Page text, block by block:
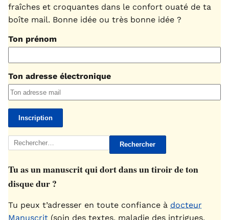
fraîches et croquantes dans le confort ouaté de ta
boîte mail. Bonne idée ou très bonne idée ?
Ton prénom
Ton adresse électronique
Rechercher :
Tu as un manuscrit qui dort dans un tiroir de ton
disque dur ?
Tu peux t’adresser en toute confiance à docteur
Manuscrit (soin des textes, maladie des intrigues,